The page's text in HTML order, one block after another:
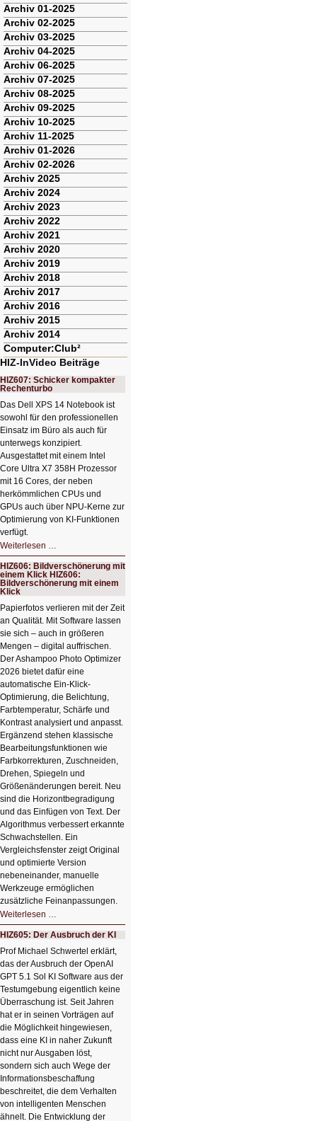
Navigation
überspringen
Archiv 01-2025
Archiv 02-2025
Archiv 03-2025
Archiv 04-2025
Archiv 06-2025
Archiv 07-2025
Archiv 08-2025
Archiv 09-2025
Archiv 10-2025
Archiv 11-2025
Archiv 01-2026
Archiv 02-2026
Archiv 2025
Archiv 2024
Archiv 2023
Archiv 2022
Archiv 2021
Archiv 2020
Archiv 2019
Archiv 2018
Archiv 2017
Archiv 2016
Archiv 2015
Archiv 2014
Computer:Club²
HIZ-InVideo Beiträge
HIZ607: Schicker kompakter
Rechenturbo
Das Dell XPS 14 Notebook ist
sowohl für den professionellen
Einsatz im Büro als auch für
unterwegs konzipiert.
Ausgestattet mit einem Intel
Core Ultra X7 358H Prozessor
mit 16 Cores, der neben
herkömmlichen CPUs und
GPUs auch über NPU-Kerne zur
Optimierung von KI-Funktionen
verfügt.
Weiterlesen …
Schicker
kompakter
Rechenturbo
HIZ606: Bildverschönerung mit
einem Klick HIZ606:
Bildverschönerung mit einem
Klick
Papierfotos verlieren mit der Zeit
an Qualität. Mit Software lassen
sie sich – auch in größeren
Mengen – digital auffrischen.
Der Ashampoo Photo Optimizer
2026 bietet dafür eine
automatische Ein-Klick-
Optimierung, die Belichtung,
Farbtemperatur, Schärfe und
Kontrast analysiert und anpasst.
Ergänzend stehen klassische
Bearbeitungsfunktionen wie
Farbkorrekturen, Zuschneiden,
Drehen, Spiegeln und
Größenänderungen bereit. Neu
sind die Horizontbegradigung
und das Einfügen von Text. Der
Algorithmus verbessert erkannte
Schwachstellen. Ein
Vergleichsfenster zeigt Original
und optimierte Version
nebeneinander, manuelle
Werkzeuge ermöglichen
zusätzliche Feinanpassungen.
Weiterlesen …
Bildverschönerung
mit
einem
Klick
HIZ606:
Bildverschönerung
mit
einem
Klick
HIZ605: Der Ausbruch der KI
Prof Michael Schwertel erklärt,
das der Ausbruch der OpenAI
GPT 5.1 Sol KI Software aus der
Testumgebung eigentlich keine
Überraschung ist. Seit Jahren
hat er in seinen Vorträgen auf
die Möglichkeit hingewiesen,
dass eine KI in naher Zukunft
nicht nur Ausgaben löst,
sondern sich auch Wege der
Informationsbeschaffung
beschreitet, die dem Verhalten
von intelligenten Menschen
ähnelt. Die Entwicklung der